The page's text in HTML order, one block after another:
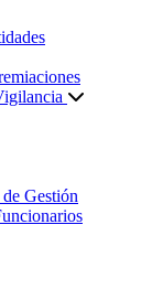
Gestión